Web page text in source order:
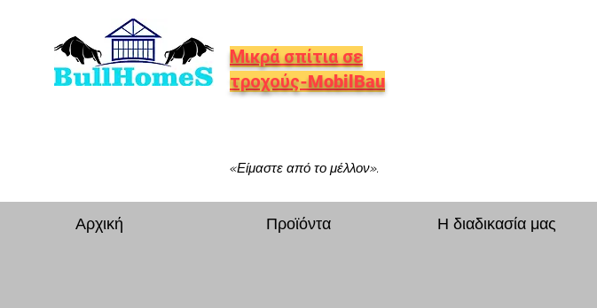
Μικρά σπίτια σε
τροχούς-MobilBau
«Είμαστε από το μέλλον».
Αρχική Προϊόντα Η διαδικασία μας